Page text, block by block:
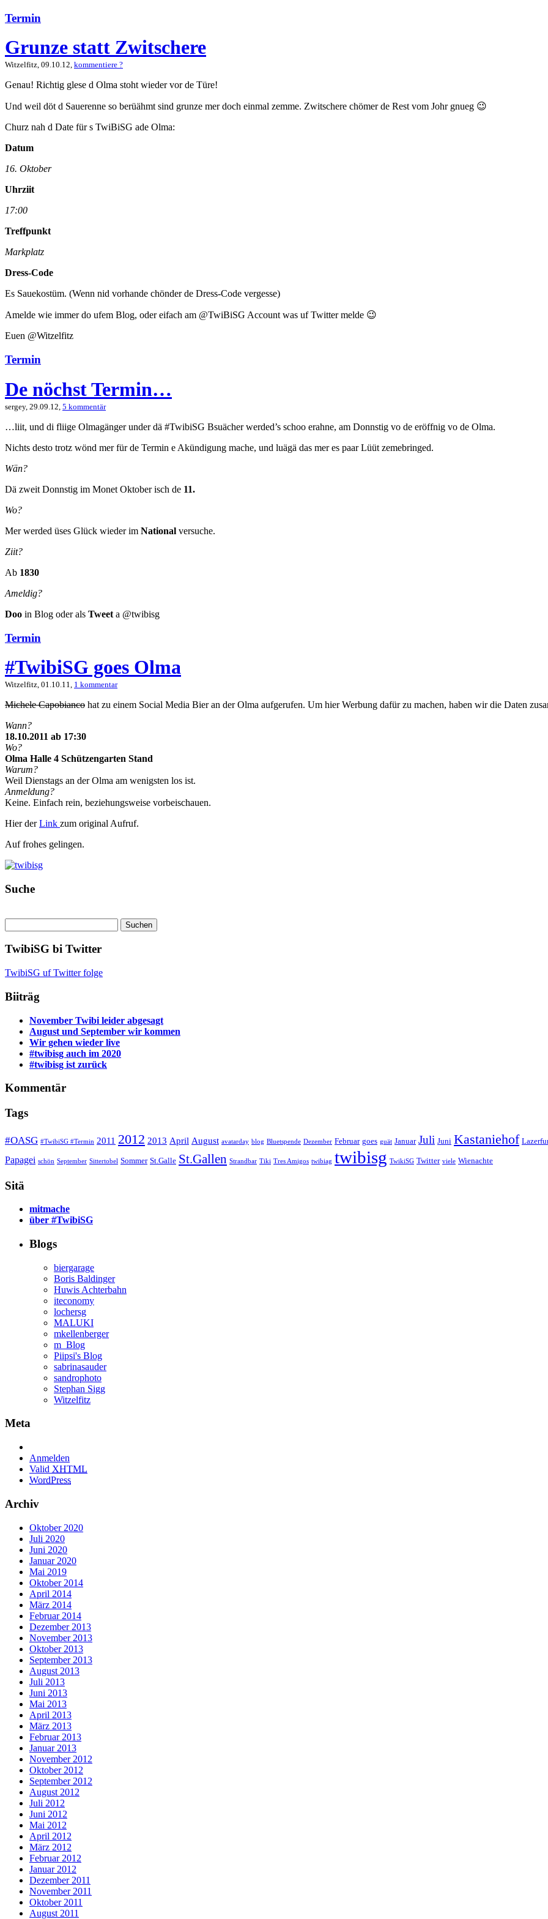
Termin
Grunze statt Zwitschere
Witzelfitz, 09.10.12, kommentiere ?
Genau! Richtig glese d Olma stoht wieder vor de Türe!
Und weil döt d Sauerenne so berüähmt sind grunze mer doch einmal zemme. Zwitschere chömer de Rest vom Johr gnueg 😉
Churz nah d Date für s TwiBiSG ade Olma:
Datum
16. Oktober
Uhrziit
17:00
Treffpunkt
Markplatz
Dress-Code
Es Sauekostüm. (Wenn nid vorhande chönder de Dress-Code vergesse)
Amelde wie immer do ufem Blog, oder eifach am @TwiBiSG Account was uf Twitter melde 😉
Euen @Witzelfitz
Termin
De nöchst Termin…
sergey, 29.09.12, 5 kommentär
…liit, und di fliige Olmagänger under dä #TwibiSG Bsuächer werded’s schoo erahne, am Donnstig vo de eröffnig vo de Olma.
Nichts desto trotz wönd mer für de Termin e Akündigung mache, und luägä das mer es paar Lüüt zemebringed.
Wän?
Dä zweit Donnstig im Monet Oktober isch de 11.
Wo?
Mer werded üses Glück wieder im National versuche.
Ziit?
Ab 1830
Ameldig?
Doo in Blog oder als Tweet a @twibisg
Termin
#TwibiSG goes Olma
Witzelfitz, 01.10.11, 1 kommentar
Michele Capobianco hat zu einem Social Media Bier an der Olma aufgerufen. Um hier Werbung dafür zu machen, haben wir die Daten
Wann?
18.10.2011 ab 17:30
Wo?
Olma Halle 4 Schützengarten Stand
Warum?
Weil Dienstags an der Olma am wenigsten los ist.
Anmeldung?
Keine. Einfach rein, beziehungsweise vorbeischauen.
Hier derLink zum original Aufruf.
Auf frohes gelingen.
Suche
TwibiSG bi Twitter
TwibiSG uf Twitter folge
Biiträg
November Twibi leider abgesagt
August und September wir kommen
Wir gehen wieder live
#twibisg auch im 2020
#twibisg ist zurück
Kommentär
Tags
#OASG #TwibiSG #Termin 2011 2012 2013 April August avatarday blog Bluetspende Dezember Februar goes guät Januar Juli Juni Kastaniehof
Papagei schön September Sittertobel Sommer St.Galle St.Gallen Strandbar Tiki Tres Amigos twibiag twibisg TwikiSG Twitter viele Wienachte
Sitä
mitmache
über #TwibiSG
Blogs
biergarage
Boris Baldinger
Huwis Achterbahn
iteconomy
lochersg
MALUKI
mkellenberger
m_Blog
Piipsi's Blog
sabrinasauder
sandrophoto
Stephan Sigg
Witzelfitz
Meta
Anmelden
Valid XHTML
WordPress
Archiv
Oktober 2020
Juli 2020
Juni 2020
Januar 2020
Mai 2019
Oktober 2014
April 2014
März 2014
Februar 2014
Dezember 2013
November 2013
Oktober 2013
September 2013
August 2013
Juli 2013
Juni 2013
Mai 2013
April 2013
März 2013
Februar 2013
Januar 2013
November 2012
Oktober 2012
September 2012
August 2012
Juli 2012
Juni 2012
Mai 2012
April 2012
März 2012
Februar 2012
Januar 2012
Dezember 2011
November 2011
Oktober 2011
August 2011